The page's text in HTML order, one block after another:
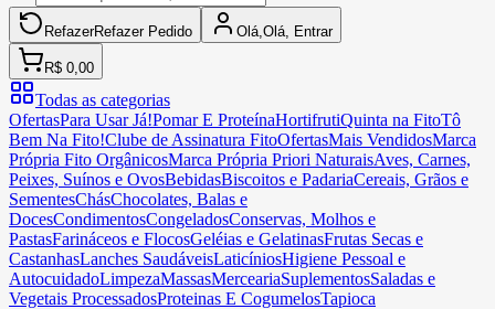
RefazerRefazer Pedido Olá, Olá, Entrar
R$ 0,00
Todas as categorias
OfertasPara Usar Já!Pomar E ProteínaHortifrutiQuinta na FitoTô
Bem Na Fito!Clube de Assinatura FitoOfertasMais VendidosMarca
Própria Fito OrgânicosMarca Própria Priori NaturaisAves, Carnes,
Peixes, Suínos e OvosBebidasBiscoitos e PadariaCereais, Grãos e
SementesChásChocolates, Balas e
DocesCondimentosCongeladosConservas, Molhos e
PastasFarináceos e FlocosGeléias e GelatinasFrutas Secas e
CastanhasLanches SaudáveisLaticíniosHigiene Pessoal e
AutocuidadoLimpezaMassasMerceariaSuplementosSaladas e
Vegetais ProcessadosProteinas E CogumelosTapioca